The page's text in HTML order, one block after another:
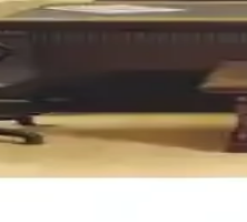
dokular kullanılarak sıcak ve
Duvar Sanatı,
tutarak, sıcak aydınlatma,
Seti Modern ve Şık